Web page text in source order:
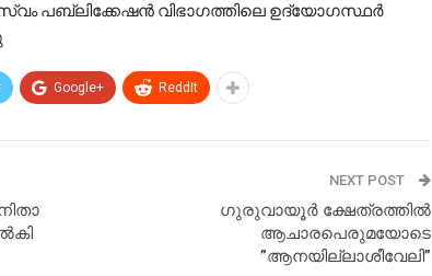
പബ്ലിക്കേഷൻ വിഭാഗത്തിലെ ഉദ്യോഗസ്ഥർ
Google+ ReddIt
NEXT POST
ഗുരുവായൂര്‍ ക്ഷേത്രത്തില്‍
ആചാരപെരുമയോടെ
”ആനയില്ലാശീവേലി”